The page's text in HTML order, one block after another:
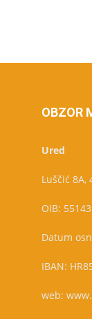
OBZOR
Ured
Luščić 8A,
OIB:
Datum
IBAN:
web: